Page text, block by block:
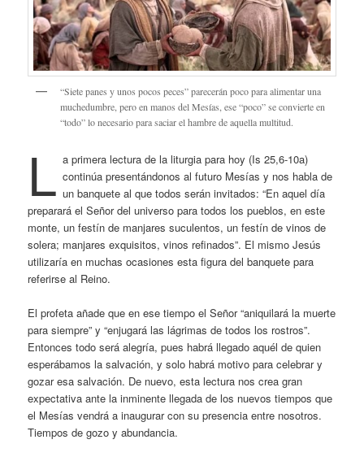
“Siete panes y unos pocos peces” parecerán poco para alimentar una
muchedumbre, pero en manos del Mesías, ese “poco” se convierte en
“todo” lo necesario para saciar el hambre de aquella multitud.
L a primera lectura de la liturgia para hoy (Is 25,6-10a)
continúa presentándonos al futuro Mesías y nos habla de
un banquete al que todos serán invitados: “En aquel día
preparará el Señor del universo para todos los pueblos, en este
monte, un festín de manjares suculentos, un festín de vinos de
solera; manjares exquisitos, vinos refinados”. El mismo Jesús
utilizaría en muchas ocasiones esta figura del banquete para
referirse al Reino.
El profeta añade que en ese tiempo el Señor “aniquilará la muerte
para siempre” y “enjugará las lágrimas de todos los rostros”.
Entonces todo será alegría, pues habrá llegado aquél de quien
esperábamos la salvación, y solo habrá motivo para celebrar y
gozar esa salvación. De nuevo, esta lectura nos crea gran
expectativa ante la inminente llegada de los nuevos tiempos que
el Mesías vendrá a inaugurar con su presencia entre nosotros.
Tiempos de gozo y abundancia.